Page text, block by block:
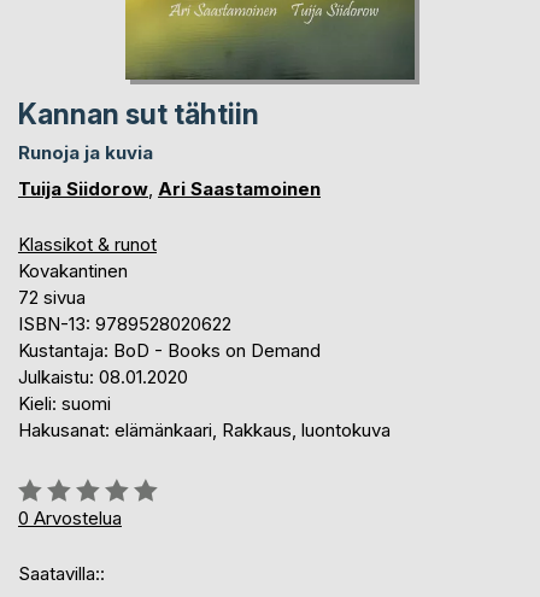
Kannan sut tähtiin
Runoja ja kuvia
Tuija Siidorow, Ari Saastamoinen
Klassikot & runot
Kovakantinen
72 sivua
ISBN-13: 9789528020622
Kustantaja: BoD - Books on Demand
Julkaistu: 08.01.2020
Kieli: suomi
Hakusanat: elämänkaari, Rakkaus, luontokuva
Arvostelu::
0%
0 Arvostelua
Saatavilla::